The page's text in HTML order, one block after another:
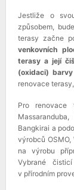
Jestliže o
způsobem,
terasy začne
venkovních
terasy a její
(oxidaci)
renovace
Pro renovace
Bangkirai a
výrobců
na výrobu
Vybrané
v přírodním